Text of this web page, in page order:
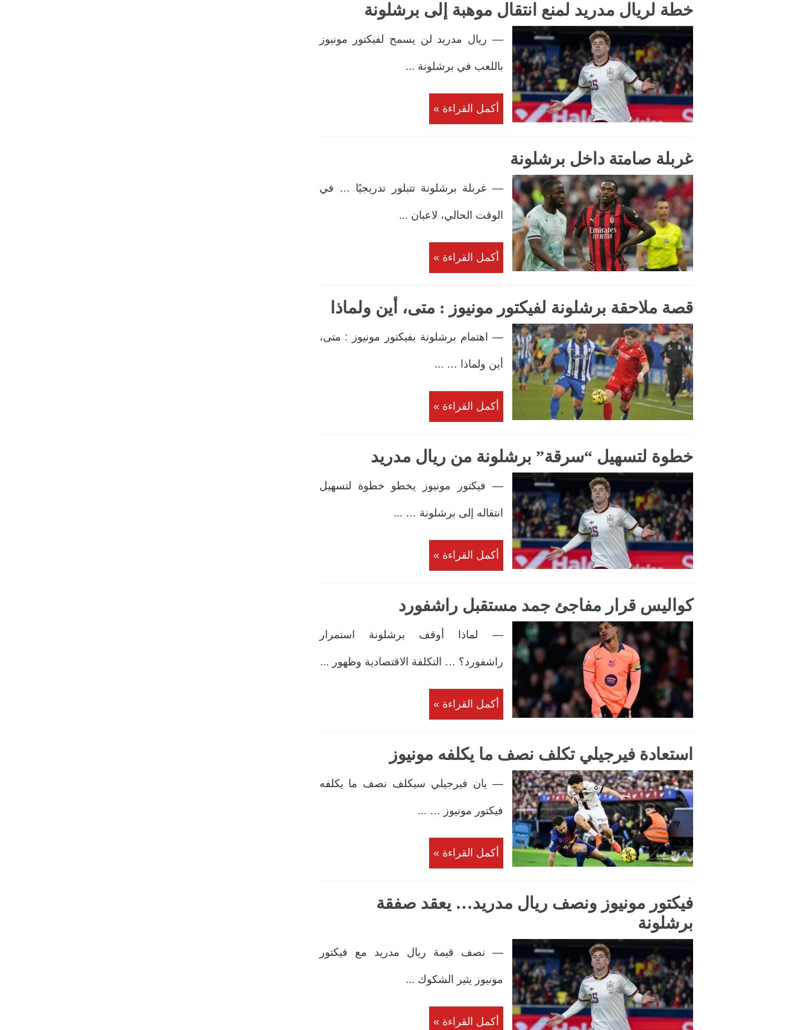
خطة لريال مدريد لمنع انتقال موهبة إلى برشلونة
— ريال مدريد لن يسمح لفيكتور مونيوز
باللعب في برشلونة ...
أكمل القراءة »
غربلة صامتة داخل برشلونة
— غربلة برشلونة تتبلور تدريجيًا … في
الوقت الحالي، لاعبان ...
أكمل القراءة »
قصة ملاحقة برشلونة لفيكتور مونيوز : متى، أين ولماذا
— اهتمام برشلونة بفيكتور مونيوز : متى،
أين ولماذا … ...
أكمل القراءة »
خطوة لتسهيل “سرقة” برشلونة من ريال مدريد
— فيكتور مونيوز يخطو خطوة لتسهيل
انتقاله إلى برشلونة … ...
أكمل القراءة »
كواليس قرار مفاجئ جمد مستقبل راشفورد
— لماذا أوقف برشلونة استمرار
راشفورد؟ … التكلفة الاقتصادية وظهور ...
أكمل القراءة »
استعادة فيرجيلي تكلف نصف ما يكلفه مونيوز
— يان فيرجيلي سيكلف نصف ما يكلفه
فيكتور مونيوز … ...
أكمل القراءة »
فيكتور مونيوز ونصف ريال مدريد… يعقد صفقة
برشلونة
— نصف قيمة ريال مدريد مع فيكتور
مونيوز يثير الشكوك ...
أكمل القراءة »